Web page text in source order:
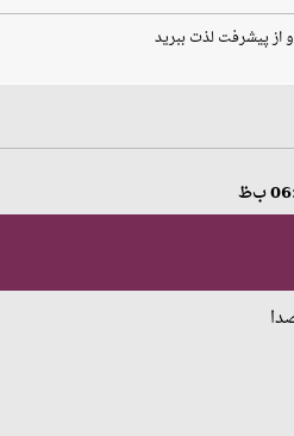
از پیشرفت لذت ببرید